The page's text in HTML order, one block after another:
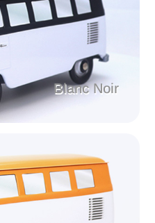
Blanc Noir